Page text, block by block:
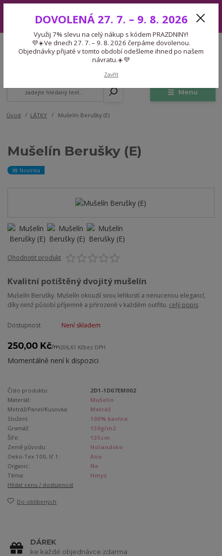
7. – 9. 8. 2026 čerpáme dovolenou. Objednávky přijaté v tomto období
odešleme ihned po našem návratu.☀️💜
Menu
CZK
Expedice 775 866 913
Po-Čt 9-15:30 Pá 9-14:30 Pauza 13-13:45
Úvod LÁTKY Mušelín Berušky (E)
Mušelín Berušky (E)
🆕 Novinka
Ohodnotit produkt
Kvalitní potištěný dvojitý mušelín
Mušelín Berušky. Mušelín okouzlí svou lehkostí a nenucenou elegancí,
díky nimž působí příjemně a přirozeně v každém outfitu. celý popis
Dostupnost Není skladem
250,00 Kč/m206,61 Kčbez DPH
Momentálně není k dispozici
Číslo produktu:
2D1-1D07EM002
Materiál:
Mušelín
Metráž/Panel/Kusovka:
Metráž
Složení:
100% bavlna
Gramáž:
130g/m2
Šíře:
135cm
Země původu:
Holandsko
Oeko-Tex 100, tř.1:
Ano
Organic:
Ne
Téma:
Hmyz
Hlídat cenu / dostupnost
Do oblíbených
DÁREK
ke každé objednávce zdarma
DOVOLENÁ 27. 7. – 9. 8. 2026
Využij 7% slevu na celý nákup s kódem PRAZDNINY!
💜☀️Ve dnech 27. 7. – 9. 8. 2026 čerpáme dovolenou.
Objednávky přijaté v tomto období odešleme ihned po našem
návratu.☀️💜
Zavřít